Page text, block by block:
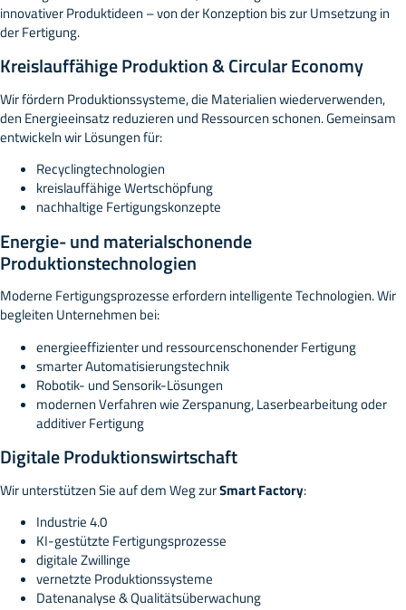
innovativer Produktideen – von der Konzeption bis zur Umsetzung in
der Fertigung.
Kreislauffähige Produktion & Circular Economy
Wir fördern Produktionssysteme, die Materialien wiederverwenden,
den Energieeinsatz reduzieren und Ressourcen schonen. Gemeinsam
entwickeln wir Lösungen für:
Recyclingtechnologien
kreislauffähige Wertschöpfung
nachhaltige Fertigungskonzepte
Energie- und materialschonende
Produktionstechnologien
Moderne Fertigungsprozesse erfordern intelligente Technologien. Wir
begleiten Unternehmen bei:
energieeffizienter und ressourcenschonender Fertigung
smarter Automatisierungstechnik
Robotik- und Sensorik-Lösungen
modernen Verfahren wie Zerspanung, Laserbearbeitung oder
additiver Fertigung
Digitale Produktionswirtschaft
Wir unterstützen Sie auf dem Weg zurSmart Factory:
Industrie 4.0
KI-gestützte Fertigungsprozesse
digitale Zwillinge
vernetzte Produktionssysteme
Datenanalyse & Qualitätsüberwachung